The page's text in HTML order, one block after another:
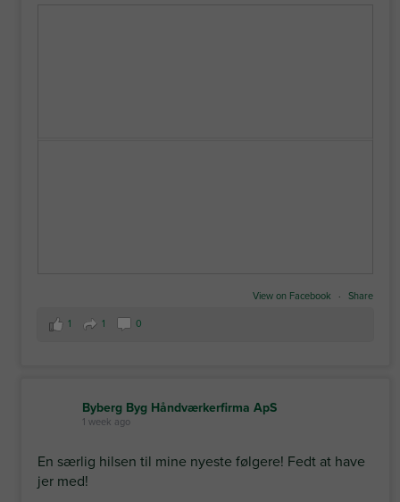
View on Facebook · Share
1 1 0
Byberg Byg Håndværkerfirma ApS
1 week ago
En særlig hilsen til mine nyeste følgere! Fedt at have
jer med!